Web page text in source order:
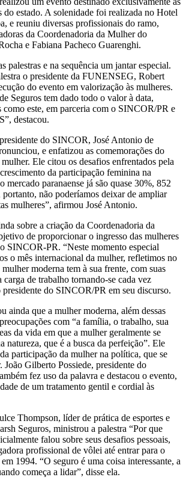
do estado. A solenidade foi realizada no Hotel
e reuniu diversas profissionais do ramo,
da Coordenadoria da Mulher do
e Fabiana Pacheco Guarenghi.
palestras e na sequência um jantar especial.
o presidente da FUNENSEG, Robert
do evento em valorização às mulheres.
Seguros tem dado todo o valor à data,
como este, em parceria com o SINCOR/PR e
destacou.
do SINCOR, José Antonio de
e enfatizou as comemorações do
Ele citou os desafios enfrentados pela
da participação feminina na
mercado paranaense já são quase 30%, 852
portanto, não poderíamos deixar de ampliar
mulheres”, afirmou José Antonio.
sobre a criação da Coordenadoria da
de proporcionar o ingresso das mulheres
SINCOR-PR. “Neste momento especial
o mês internacional da mulher, refletimos no
moderna tem à sua frente, com suas
carga de trabalho tornando-se cada vez
presidente do SINCOR/PR em seu discurso.
ainda que a mulher moderna, além dessas
com “a família, o trabalho, sua
da vida em que a mulher geralmente se
natureza, que é a busca da perfeição”. Ele
participação da mulher na política, que se
João Gilberto Possiede, presidente do
fez uso da palavra e destacou o evento,
de um tratamento gentil e cordial às
Thompson, líder de prática de esportes e
Seguros, ministrou a palestra “Por que
falou sobre seus desafios pessoais,
profissional de vôlei até entrar para o
1994. “O seguro é uma coisa interessante, a
começa a lidar”, disse ela.